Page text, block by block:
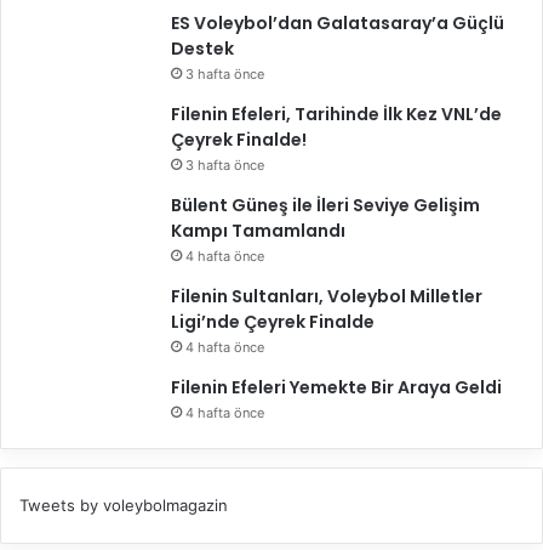
ç
ı
a
d
ES Voleybol’dan Galatasaray’a Güçlü
Destek
3 hafta önce
Filenin Efeleri, Tarihinde İlk Kez VNL’de
Çeyrek Finalde!
3 hafta önce
Bülent Güneş ile İleri Seviye Gelişim
Kampı Tamamlandı
4 hafta önce
Filenin Sultanları, Voleybol Milletler
Ligi’nde Çeyrek Finalde
4 hafta önce
Filenin Efeleri Yemekte Bir Araya Geldi
4 hafta önce
Tweets by voleybolmagazin